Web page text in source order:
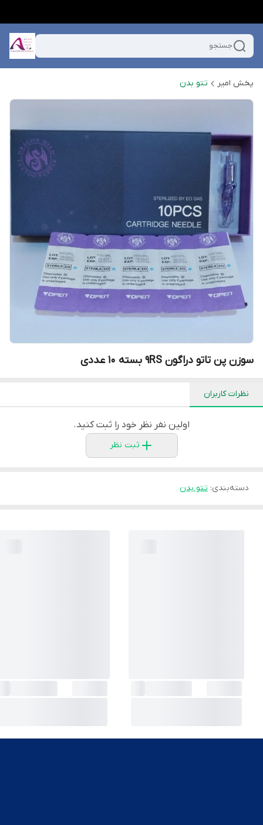
جستجو
پخش امیر تتو بدن
سوزن پن تاتو دراگون 9RS بسته 10 عددی
نظرات کاربران
اولین نفر نظر خود را ثبت کنید.
ثبت نظر
دسته‌بندی: تتو بدن